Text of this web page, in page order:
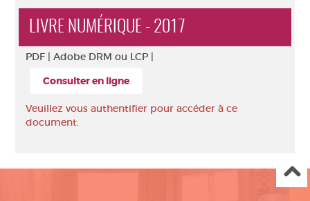
LIVRE NUMÉRIQUE - 2017
PDF | Adobe DRM ou LCP |
Consulter en ligne
Veuillez vous authentifier pour accéder à ce
document.